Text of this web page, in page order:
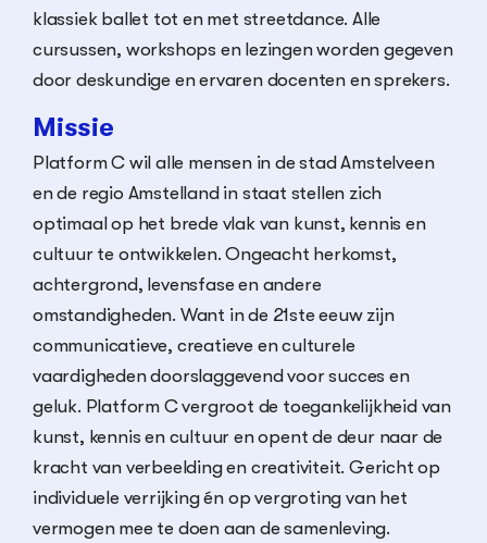
klassiek ballet tot en met streetdance. Alle
cursussen, workshops en lezingen worden gegeven
door deskundige en ervaren docenten en sprekers.
Missie
Platform C wil alle mensen in de stad Amstelveen
en de regio Amstelland in staat stellen zich
optimaal op het brede vlak van kunst, kennis en
cultuur te ontwikkelen. Ongeacht herkomst,
achtergrond, levensfase en andere
omstandigheden. Want in de 21ste eeuw zijn
communicatieve, creatieve en culturele
vaardigheden doorslaggevend voor succes en
geluk. Platform C vergroot de toegankelijkheid van
kunst, kennis en cultuur en opent de deur naar de
kracht van verbeelding en creativiteit. Gericht op
individuele verrijking én op vergroting van het
vermogen mee te doen aan de samenleving.